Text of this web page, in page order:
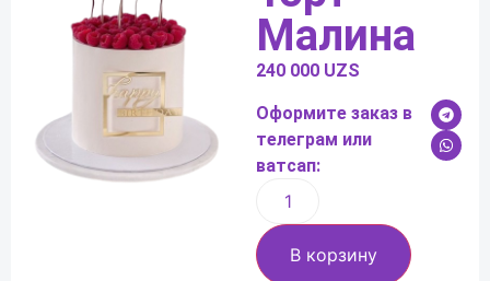
Малина
240 000 UZS
Оформите заказ в
телеграм или
ватсап:
В корзину